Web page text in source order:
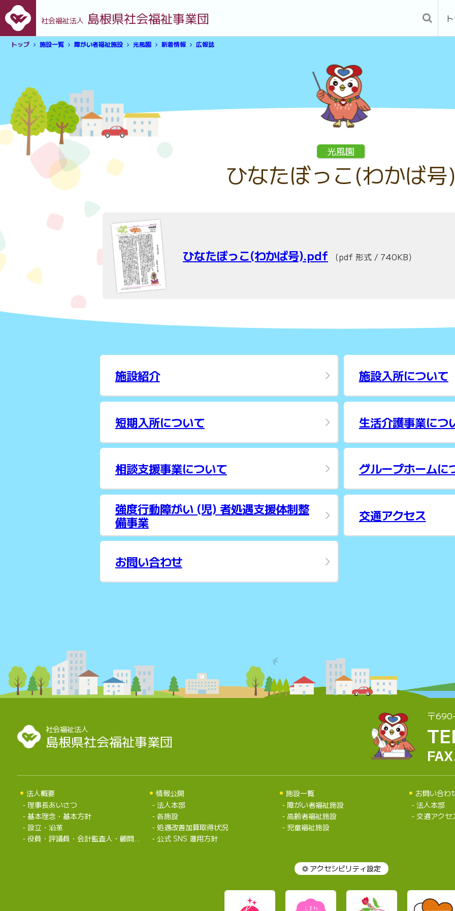
社会福祉法人 島根県社会福祉事業団
トップ 施設一覧 障がい者福祉施設 光風園 新着情報 広報誌
光風園
ひなたぼっこ(わかば
ひなたぼっこ(わかば号).pdf （pdf 形式 / 740KB）
施設紹介 施設入所について
短期入所について 生活介護事業につ
相談支援事業について グループホームに
強度行動障がい (児) 者処遇支援体制整
備事業
交通アクセス
お問い合わせ
社会福祉法人
島根県社会福祉事業団
〒
法人概要
理事長あいさつ
基本理念・基本方針
設立・沿革
役員・評議員・会計監査人・顧問弁護士・組織
情報公開
法人本部
各施設
処遇改善加算取得状況
公式 SNS 運用方針
施設一覧
障がい者福祉施設
高齢者福祉施設
児童福祉施設
お問い合わ
法人本部
交通アクセ
アクセシビリティ設定